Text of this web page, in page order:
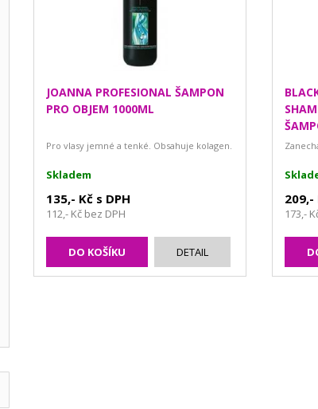
JOANNA PROFESIONAL ŠAMPON
PRO OBJEM 1000ML
Pro vlasy jemné a tenké. Obsahuje kolagen.
Skladem
135,- Kč s DPH
112,- Kč bez DPH
DO KOŠÍKU DETAIL
209,-
173,-